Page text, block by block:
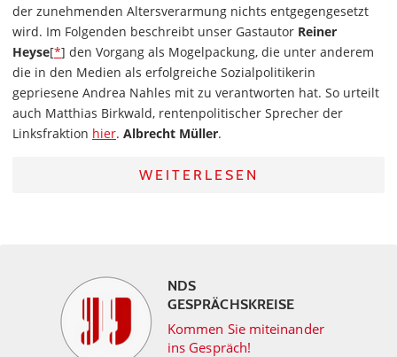
der zunehmenden Altersverarmung nichts entgegengesetzt
wird. Im Folgenden beschreibt unser Gastautor Reiner
Heyse[*] den Vorgang als Mogelpackung, die unter anderem
die in den Medien als erfolgreiche Sozialpolitikerin
gepriesene Andrea Nahles mit zu verantworten hat. So urteilt
auch Matthias Birkwald, rentenpolitischer Sprecher der
Linksfraktion hier. Albrecht Müller.
WEITERLESEN
NDS
GESPRÄCHSKREISE
Kommen Sie miteinander
ins Gespräch!